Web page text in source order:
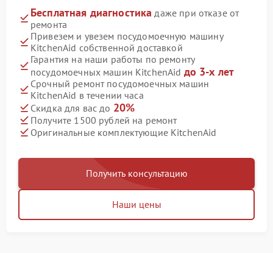
Бесплатная диагностика даже при отказе от
ремонта
Привезем и увезем посудомоечную машину
KitchenAid собственной доставкой
Гарантия на наши работы по ремонту
посудомоечных машин KitchenAid до 3-х лет
Срочный ремонт посудомоечных машин
KitchenAid в течении часа
Скидка для вас до 20%
Получите 1500 рублей на ремонт
Оригинальные комплектующие KitchenAid
Получить консультацию
Наши цены